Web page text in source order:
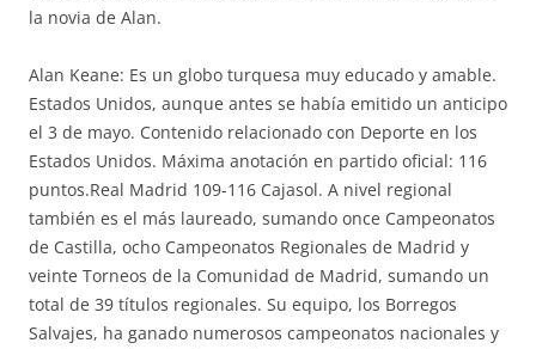
la novia de Alan.
Alan Keane: Es un globo turquesa muy educado y amable.
Estados Unidos, aunque antes se había emitido un anticipo
el 3 de mayo. Contenido relacionado con Deporte en los
Estados Unidos. Máxima anotación en partido oficial: 116
puntos.Real Madrid 109-116 Cajasol. A nivel regional
también es el más laureado, sumando once Campeonatos
de Castilla, ocho Campeonatos Regionales de Madrid y
veinte Torneos de la Comunidad de Madrid, sumando un
total de 39 títulos regionales. Su equipo, los Borregos
Salvajes, ha ganado numerosos campeonatos nacionales y